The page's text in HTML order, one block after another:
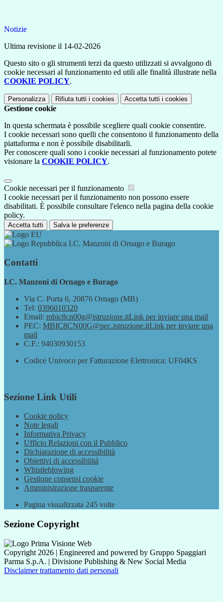
Notizie
Ultima revisione il 14-02-2026
Questo sito o gli strumenti terzi da questo utilizzati si avvalgono di
cookie necessari al funzionamento ed utili alle finalità illustrate nella
COOKIE POLICY.
Personalizza Rifiuta tutti i cookies Accetta tutti i cookies
Gestione cookie
In questa schermata è possibile scegliere quali cookie consentire.
I cookie necessari sono quelli che consentono il funzionamento della
piattaforma e non è possibile disabilitarli.
Per conoscere quali sono i cookie necessari al funzionamento potete
visionare la COOKIE POLICY.
Cookie necessari per il funzionamento
I cookie necessari per il funzionamento non possono essere
disabilitati. È possibile consultare l'elenco nella pagina della cookie
policy.
Accetta tutti Salva le preferenze
I.C. Manzoni di Ornago e Burago
Contatti
I.C. Manzoni di Ornago e Burago
Via C. Porta 6, 20876 Ornago (MB)
Tel: 0396010320
Email: mbic8cn00g@istruzione.itLink per inviare una mail
PEC: MBIC8CN00G@pec.istruzione.itLink per inviare una
mail
C.F.: 94030930153
Codice Univoco per Fatturazione Elettronica: UF04KS
Sezione Link Utili
Cookie policy
Note legali
Informativa Privacy
Ufficio Relazioni con il Pubblico
Dichiarazione di accessibilità
Obiettivi di accessibilità
Whistleblowing
Gestione consensi cookie
Amministrazione trasparente
Pagina visualizzata 245 volte
Sezione Copyright
Copyright 2026 | Engineered and powered by Gruppo Spaggiari
Parma S.p.A. | Divisione Publishing & New Social Media
Disclaimer trattamento dati personali